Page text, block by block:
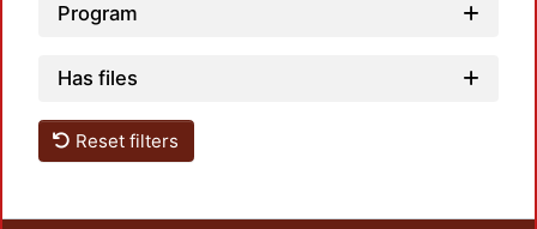
Program
Has files
Reset filters